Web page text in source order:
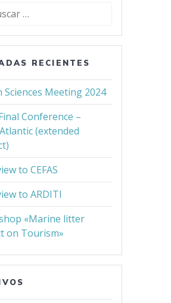
RECIENTES
Sciences Meeting 2024
Conference –
(extended
to CEFAS
to ARDITI
«Marine litter
on Tourism»